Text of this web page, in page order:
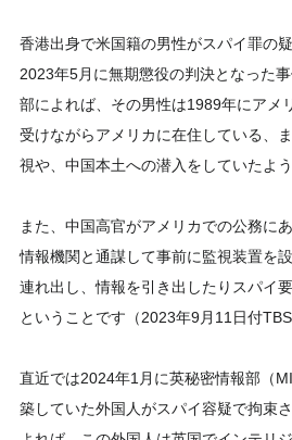
香港出身で米国籍の男性がスパイ罪の
2023年5月に無期懲役の判決となった
部によれば、その男性は1989年にアメ
受けながらアメリカに在住している、
視や、中国本土への潜入をしていたよう
また、中国高官がアメリカでの公務に
情報機関と通謀して事前に監視装置を
連れ出し、情報を引き出したりスパイ
ということです（2023年9月11日付TBS
直近では2024年1月に英秘密情報部（
築していた外国人がスパイ容疑で拘束